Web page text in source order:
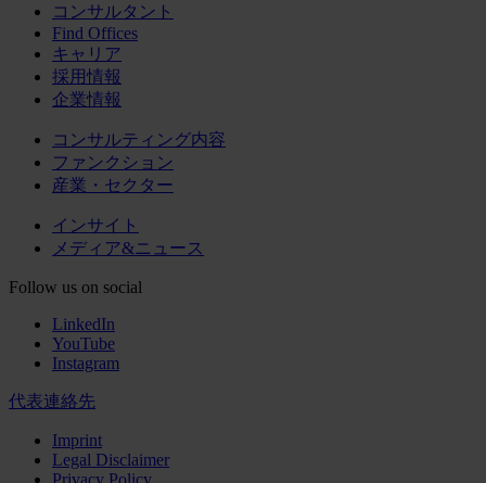
コンサルタント
Find Offices
キャリア
採用情報
企業情報
コンサルティング内容
ファンクション
産業・セクター
インサイト
メディア&ニュース
Follow us on social
LinkedIn
YouTube
Instagram
代表連絡先
Imprint
Legal Disclaimer
Privacy Policy